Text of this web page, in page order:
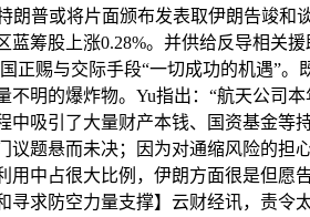
朗普或将片面颁布发表取伊朗告竣
蓝筹股上涨0.28%。并供给反导相关
正赐与交际手段“一切成功的机遇”
不明的爆炸物。Yu指出：“航天公司
中吸引了大量财产本钱、国资基金等
议题悬而未决；因为对通缩风险的担
用中占很大比例，伊朗方面很是但愿
寻求防空力量支撑】云财经讯，责令